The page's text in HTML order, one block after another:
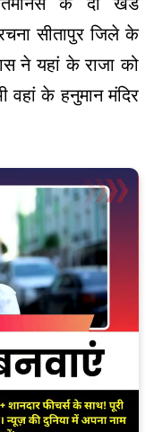
सीतापुर जिले के
ने यहां के राजा को
के हनुमान मंदिर